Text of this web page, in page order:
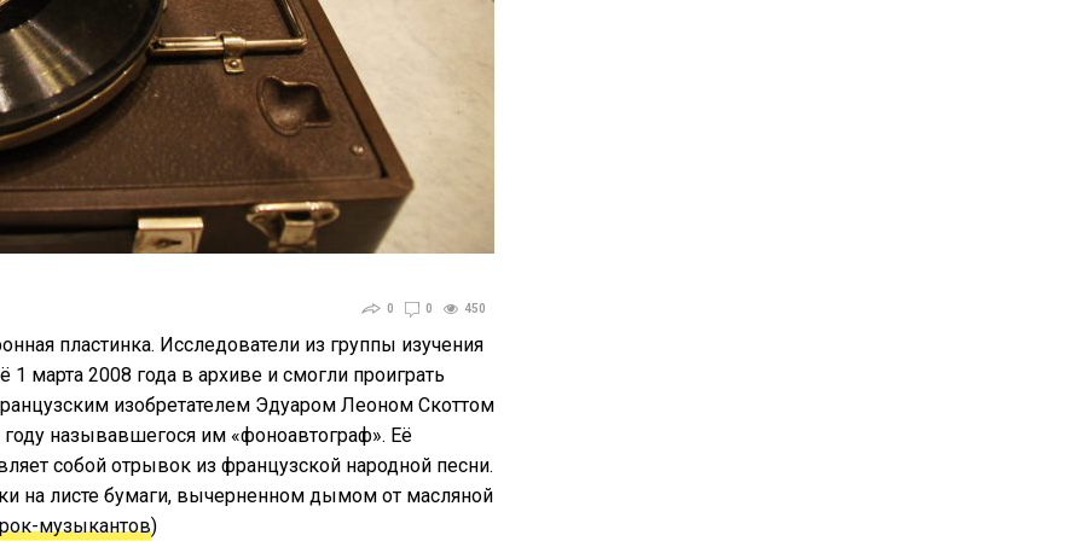
0 0 450
пластинка. Исследователи из группы изучения
марта 2008 года в архиве и смогли проиграть
изобретателем Эдуаром Леоном Скоттом
называвшегося им «фоноавтограф». Её
собой отрывок из французской народной песни.
на листе бумаги, вычерненном дымом от масляной
музыкантов)